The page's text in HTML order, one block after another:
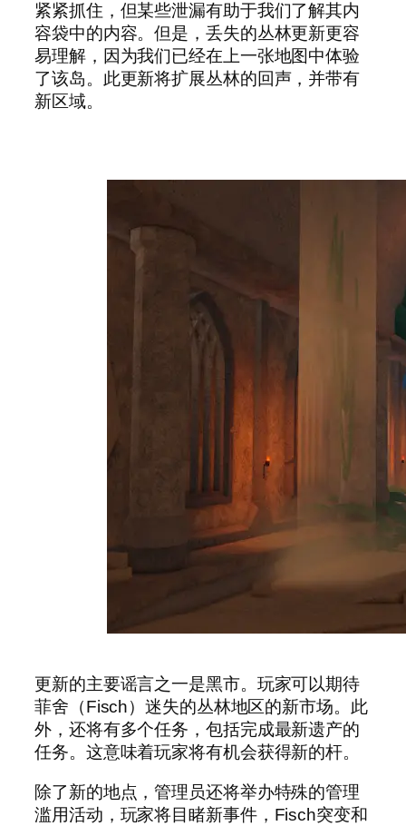
紧紧抓住，但某些泄漏有助于我们了解其内
容袋中的内容。但是，丢失的丛林更新更容
易理解，因为我们已经在上一张地图中体验
了该岛。此更新将扩展丛林的回声，并带有
新区域。
更新的主要谣言之一是黑市。玩家可以期待
菲舍（Fisch）迷失的丛林地区的新市场。此
外，还将有多个任务，包括完成最新遗产的
任务。这意味着玩家将有机会获得新的杆。
除了新的地点，管理员还将举办特殊的管理
滥用活动，玩家将目睹新事件，Fisch突变和